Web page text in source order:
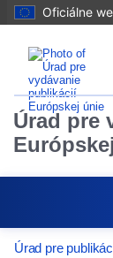
Oficiálne
Úrad pre
Úrad pre